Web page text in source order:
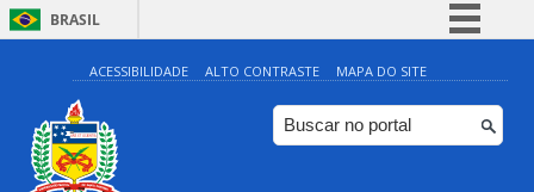
BRASIL
Simplifique!
Comunica BR
Participe
ACESSIBILIDADE ALTO CONTRASTE MAPA DO SITE